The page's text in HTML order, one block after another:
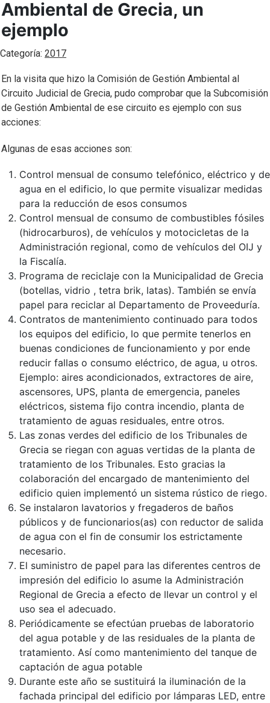
Ambiental de Grecia, un
ejemplo
Categoría: 2017
En la visita que hizo la Comisión de Gestión Ambiental al
Circuito Judicial de Grecia, pudo comprobar que la Subcomisión
de Gestión Ambiental de ese circuito es ejemplo con sus
acciones:
Algunas de esas acciones son:
Control mensual de consumo telefónico, eléctrico y de
agua en el edificio, lo que permite visualizar medidas
para la reducción de esos consumos
Control mensual de consumo de combustibles fósiles
(hidrocarburos), de vehículos y motocicletas de la
Administración regional, como de vehículos del OIJ y
la Fiscalía.
Programa de reciclaje con la Municipalidad de Grecia
(botellas, vidrio , tetra brik, latas). También se envía
papel para reciclar al Departamento de Proveeduría.
Contratos de mantenimiento continuado para todos
los equipos del edificio, lo que permite tenerlos en
buenas condiciones de funcionamiento y por ende
reducir fallas o consumo eléctrico, de agua, u otros.
Ejemplo: aires acondicionados, extractores de aire,
ascensores, UPS, planta de emergencia, paneles
eléctricos, sistema fijo contra incendio, planta de
tratamiento de aguas residuales, entre otros.
Las zonas verdes del edificio de los Tribunales de
Grecia se riegan con aguas vertidas de la planta de
tratamiento de los Tribunales. Esto gracias la
colaboración del encargado de mantenimiento del
edificio quien implementó un sistema rústico de riego.
Se instalaron lavatorios y fregaderos de baños
públicos y de funcionarios(as) con reductor de salida
de agua con el fin de consumir los estrictamente
necesario.
El suministro de papel para las diferentes centros de
impresión del edificio lo asume la Administración
Regional de Grecia a efecto de llevar un control y el
uso sea el adecuado.
Periódicamente se efectúan pruebas de laboratorio
del agua potable y de las residuales de la planta de
tratamiento. Así como mantenimiento del tanque de
captación de agua potable
Durante este año se sustituirá la iluminación de la
fachada principal del edificio por lámparas LED, entre